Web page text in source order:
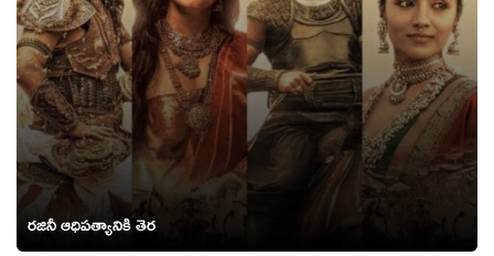
రజినీ ఆధిపత్యానికి తెర